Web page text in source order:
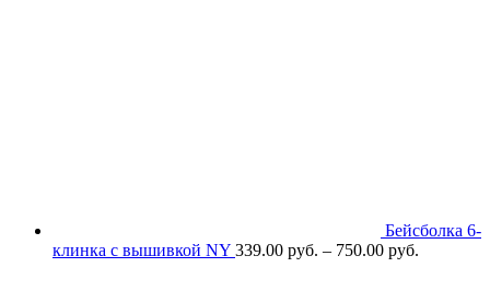
Бейсболка 6-
клинка с вышивкой NY 339.00 руб. – 750.00 руб.